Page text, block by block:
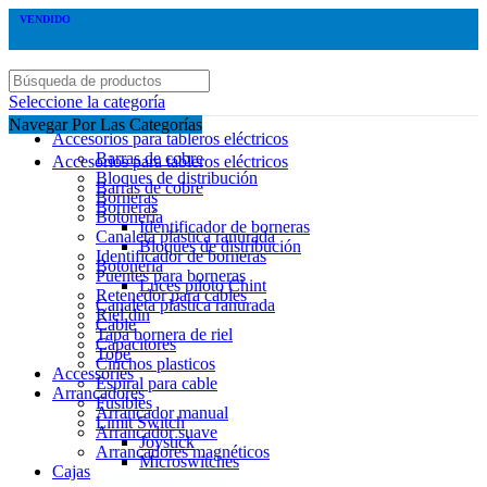
Seleccione la categoría
Accesorios para tableros eléctricos
Barras de cobre
Bloques de distribución
Borneras
Botonería
Canaleta plástica ranurada
Identificador de borneras
Puentes para borneras
Retenedor para cables
Riel din
Tapa bornera de riel
Tope
Accessories
Arrancadores
Arrancador manual
Arrancador suave
Arrancadores magnéticos
Cajas
Navegar Por Las Categorías
Accesorios para tableros eléctricos
Barras de cobre
Borneras
Identificador de borneras
Bloques de distribución
Botonería
Luces piloto Chint
Canaleta plástica ranurada
Cable
Capacitores
Cinchos plasticos
Espiral para cable
Fusibles
Limit Switch
Joystick
Microswitches
VENDIDO